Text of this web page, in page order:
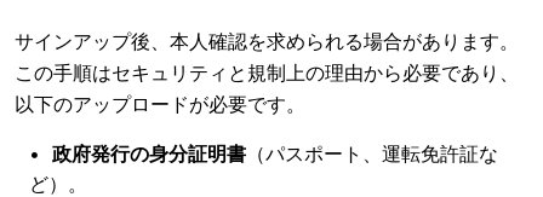
サインアップ後、本人確認を求められる場合があります。
この手順はセキュリティと規制上の理由から必要であり、
以下のアップロードが必要です。
政府発行の身分証明書 （パスポート、運転免許証な
ど）。